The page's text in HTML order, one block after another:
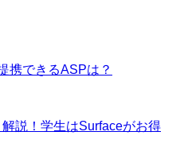
携できるASPは？
説！学生はSurfaceがお得